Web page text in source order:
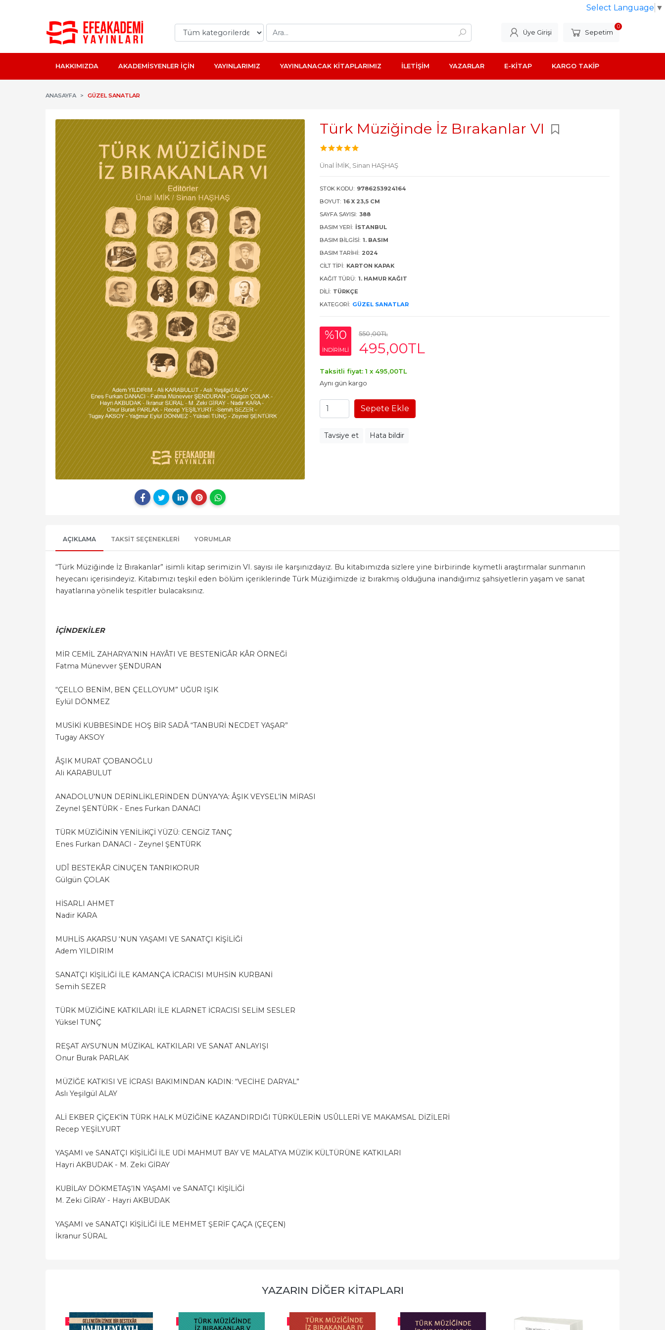
Üye Girişi Sepetim
0
HAKKIMIZDA AKADEMİSYENLER İÇİN YAYINLARIMIZ YAYINLANACAK KİTAPLARIMIZ İLETİŞİM YAZARLAR E-KİTAP KARGO TAKİP
ANASAYFA GÜZEL SANATLAR
Türk Müziğinde İz Bırakanlar VI
Ünal İMİK, Sinan HAŞHAŞ
STOK KODU: 9786253924164
BOYUT: 16 X 23,5 CM
SAYFA SAYISI: 388
BASIM YERI: İSTANBUL
BASIM BILGISI: 1. BASIM
BASIM TARIHI: 2024
CILT TIPI: KARTON KAPAK
KAĞIT TÜRÜ: 1. HAMUR KAĞIT
DILI: TÜRKÇE
KATEGORI: GÜZEL SANATLAR
%10
INDIRIMLI
550,00TL
495,00TL
Taksitli fiyat: 1 x 495,00TL
Aynı gün kargo
Sepete Ekle
Tavsiye et Hata bildir
AÇIKLAMA TAKSIT SEÇENEKLERI YORUMLAR
“Türk Müziğinde İz Bırakanlar” isimli kitap serimizin VI. sayısı ile karşınızdayız. Bu kitabımızda sizlere yine birbirinde kıymetli araştırmalar sunmanın
heyecanı içerisindeyiz. Kitabımızı teşkil eden bölüm içeriklerinde Türk Müziğimizde iz bırakmış olduğuna inandığımız şahsiyetlerin yaşam ve sanat
hayatlarına yönelik tespitler bulacaksınız.
İÇİNDEKİLER
MİR CEMİL ZAHARYA’NIN HAYÂTI VE BESTENİGÂR KÂR ÖRNEĞİ
Fatma Münevver ŞENDURAN
“ÇELLO BENİM, BEN ÇELLOYUM” UĞUR IŞIK
Eylül DÖNMEZ
MUSİKİ KUBBESİNDE HOŞ BİR SADÂ “TANBURİ NECDET YAŞAR”
Tugay AKSOY
ÂŞIK MURAT ÇOBANOĞLU
Ali KARABULUT
ANADOLU’NUN DERİNLİKLERİNDEN DÜNYA’YA: ÂŞIK VEYSEL’İN MİRASI
Zeynel ŞENTÜRK - Enes Furkan DANACI
TÜRK MÜZİĞİNİN YENİLİKÇİ YÜZÜ: CENGİZ TANÇ
Enes Furkan DANACI - Zeynel ŞENTÜRK
UDÎ BESTEKÂR CİNUÇEN TANRIKORUR
Gülgün ÇOLAK
HİSARLI AHMET
Nadir KARA
MUHLİS AKARSU ‘NUN YAŞAMI VE SANATÇI KİŞİLİĞİ
Adem YILDIRIM
SANATÇI KİŞİLİĞİ İLE KAMANÇA İCRACISI MUHSİN KURBANİ
Semih SEZER
TÜRK MÜZİĞİNE KATKILARI İLE KLARNET İCRACISI SELİM SESLER
Yüksel TUNÇ
REŞAT AYSU’NUN MÜZİKAL KATKILARI VE SANAT ANLAYIŞI
Onur Burak PARLAK
MÜZİĞE KATKISI VE İCRASI BAKIMINDAN KADIN: “VECİHE DARYAL”
Aslı Yeşilgül ALAY
ALİ EKBER ÇİÇEK’İN TÜRK HALK MÜZİĞİNE KAZANDIRDIĞI TÜRKÜLERİN USÛLLERİ VE MAKAMSAL DİZİLERİ
Recep YEŞİLYURT
YAŞAMI ve SANATÇI KİŞİLİĞİ İLE UDİ MAHMUT BAY VE MALATYA MÜZİK KÜLTÜRÜNE KATKILARI
Hayri AKBUDAK - M. Zeki GİRAY
KUBİLAY DÖKMETAŞ’IN YAŞAMI ve SANATÇI KİŞİLİĞİ
M. Zeki GİRAY - Hayri AKBUDAK
YAŞAMI ve SANATÇI KİŞİLİĞİ İLE MEHMET ŞERİF ÇAÇA (ÇEÇEN)
İkranur SÜRAL
YAZARIN DIĞER KITAPLARI
-% -% 10 -%10
Select Language ▼